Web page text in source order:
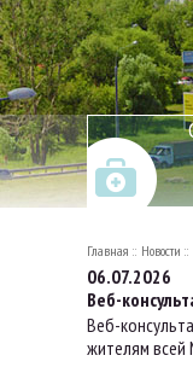
Главная Новости
06.07.2026
Веб-
Веб-
жителям всей